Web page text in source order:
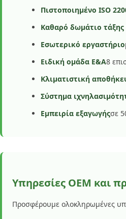
Πιστοποιημένο ISO
Καθαρό δωμάτιο τάξης
Εσωτερικό εργαστήριο
Ειδική ομάδα Ε&Α8
Κλιματιστική
Σύστημα
Εμπειρία εξαγωγήςσε
Υπηρεσίες OEM και
Προσφέρουμε ολοκληρωμένες